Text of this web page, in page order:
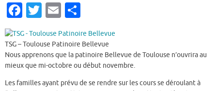
Fa
e
b
o
T
it
te
r
E
m
ai
l
ta
g
er
TSG – Toulouse Patinoire Bellevue
Nous apprenons que la patinoire Bellevue de Toulouse n’ouvrira au
mieux que mi-octobre ou début novembre.
Les familles ayant prévu de se rendre sur les cours se déroulant à